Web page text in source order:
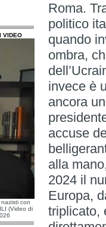
VIDEO
con
(Video di
Roma.
politico
quando
ombra,
invece è
ancora
accuse
alla
2024 il
Europa,
triplicato,